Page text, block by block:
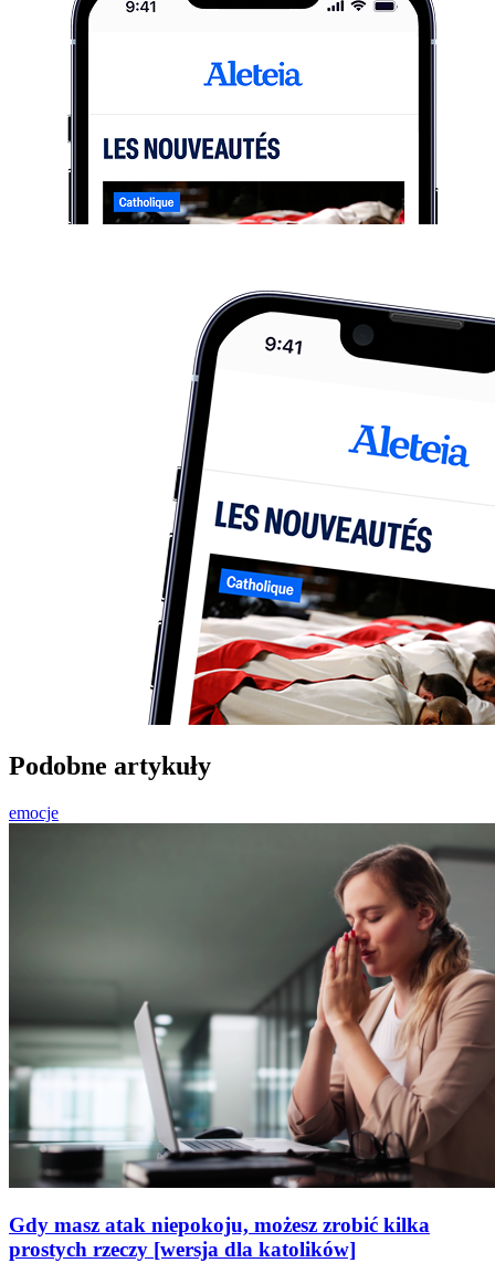
Podobne artykuły
emocje
Gdy masz atak niepokoju, możesz zrobić kilka
prostych rzeczy [wersja dla katolików]